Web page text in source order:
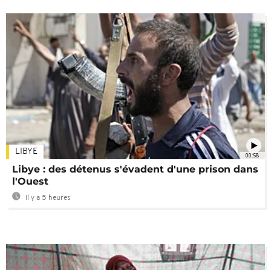
00:58
LIBYE
Libye : des détenus s'évadent d'une prison dans
l'Ouest
Il y a 5 heures